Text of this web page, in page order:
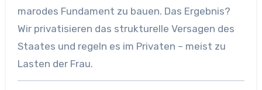
marodes Fundament zu bauen. Das Ergebnis?
Wir privatisieren das strukturelle Versagen des
Staates und regeln es im Privaten – meist zu
Lasten der Frau.